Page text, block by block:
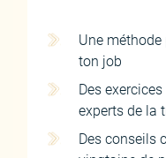
Une
ton job
Des
experts de la
Des conseils